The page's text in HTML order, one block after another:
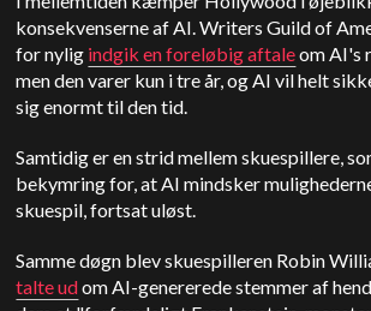
konsekvenserne af AI. Writers Guild of
for nylig indgik en foreløbig aftaleom AI's
men den varer kun i tre år, og AI vil helt
sig enormt til den tid.
Samtidig er en strid mellem skuespillere,
bekymring for, at AI mindsker
skuespil, fortsat uløst.
Samme døgn blev skuespilleren Robin
talte udom AI-genererede stemmer af